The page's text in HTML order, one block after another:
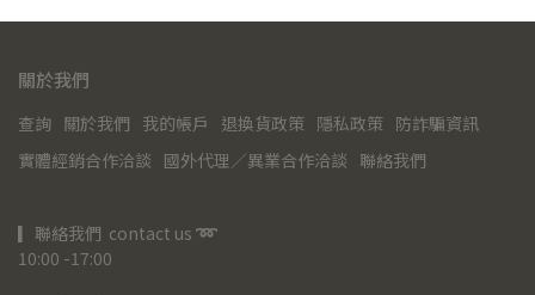
關於我們
查詢 關於我們 我的帳戶 退換貨政策 隱私政策 防詐騙資訊
實體經銷合作洽談 國外代理／異業合作洽談 聯絡我們
▎聯絡我們  contact us ➿
10:00 -17:00